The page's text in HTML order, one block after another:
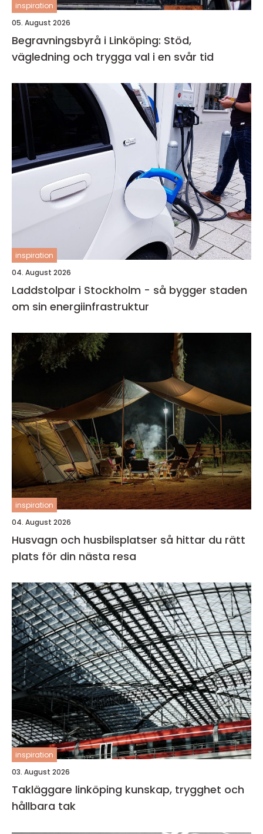
inspiration
05. August 2026
Begravningsbyrå i Linköping: Stöd,
vägledning och trygga val i en svår tid
inspiration
04. August 2026
Laddstolpar i Stockholm - så bygger staden
om sin energiinfrastruktur
inspiration
04. August 2026
Husvagn och husbilsplatser så hittar du rätt
plats för din nästa resa
inspiration
03. August 2026
Takläggare linköping kunskap, trygghet och
hållbara tak